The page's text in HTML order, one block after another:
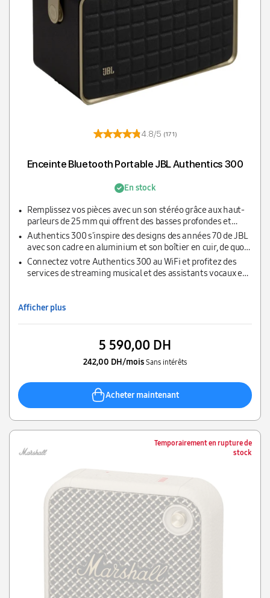
4.8/5 (171)
Enceinte Bluetooth Portable JBL Authentics 300
En stock
Remplissez vos pièces avec un son stéréo grâce aux haut-
parleurs de 25 mm qui offrent des basses profondes et
garantissent un équilibre audio quel que soit la musique
Authentics 300 s'inspire des designs des années 70 de JBL
avec son cadre en aluminium et son boîtier en cuir, de quoi
apporter une touche rétro dans n'importe quel espace
Connectez votre Authentics 300 au WiFi et profitez des
services de streaming musical et des assistants vocaux en
Afficher plus
5 590,00 DH
242,00 DH/mois Sans intérêts
Acheter maintenant
Temporairement en rupture de
stock